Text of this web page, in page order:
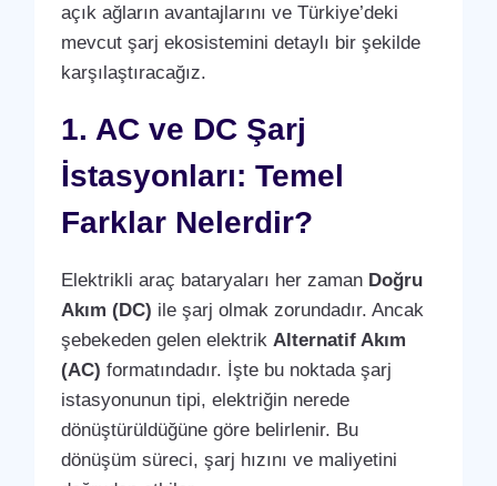
açık ağların avantajlarını ve Türkiye’deki
mevcut şarj ekosistemini detaylı bir şekilde
karşılaştıracağız.
1. AC ve DC Şarj
İstasyonları: Temel
Farklar Nelerdir?
Elektrikli araç bataryaları her zaman Doğru
Akım (DC) ile şarj olmak zorundadır. Ancak
şebekeden gelen elektrik Alternatif Akım
(AC) formatındadır. İşte bu noktada şarj
istasyonunun tipi, elektriğin nerede
dönüştürüldüğüne göre belirlenir. Bu
dönüşüm süreci, şarj hızını ve maliyetini